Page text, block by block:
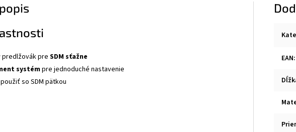
preSDM sťažne
systémpre jednoduché nastavenie
so SDM pätkou
EAN: